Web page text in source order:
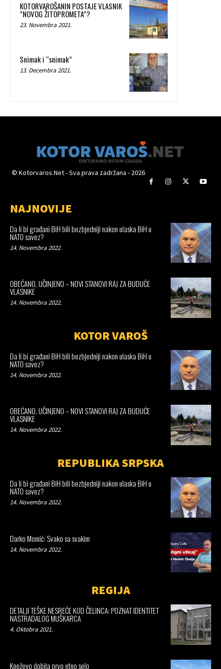
KOTORVAROŠANIN POSTAJE VLASNIK
”NOVOG ŽITOPROMETA”?
23. Novembra 2021.
Snimak i “snimak”
13. Decembra 2021.
© Kotorvaros.Net - Sva prava zadržana - 2026
NAJNOVIJE
Da li bi građani BiH bili bezbjedniji nakon ulaska BiH u
NATO savez?
14. Novembra 2022.
OBEĆANO, UČINJENO – NOVI STANOVI RAJ ZA BUDUĆE
VLASNIKE
14. Novembra 2022.
KOTOR VAROŠ
Da li bi građani BiH bili bezbjedniji nakon ulaska BiH u
NATO savez?
14. Novembra 2022.
OBEĆANO, UČINJENO – NOVI STANOVI RAJ ZA BUDUĆE
VLASNIKE
14. Novembra 2022.
REPUBLIKA SRPSKA
Da li bi građani BiH bili bezbjedniji nakon ulaska BiH u
NATO savez?
14. Novembra 2022.
Darko Momić: Svako sa svakim
14. Novembra 2022.
REGIJA
DETALJI TEŠKE NESREĆE KOD ČELINCA: POZNAT IDENTITET
NASTRADALOG MUŠKARCA
4. Oktobra 2021.
Kneževo dobija prvo etno selo